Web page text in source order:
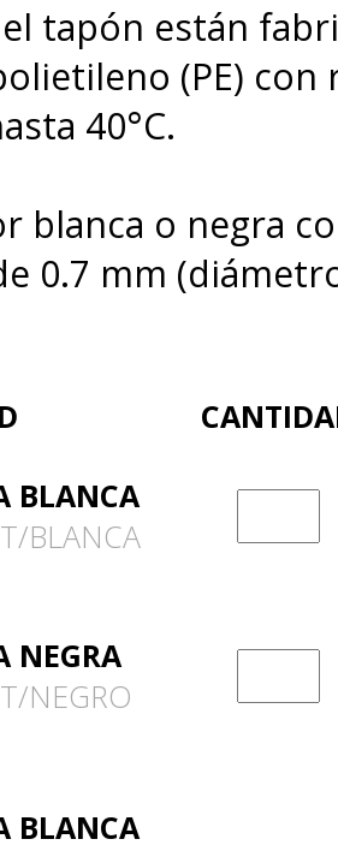
tapón están
(PE) con
40°C.
blanca o negra
0.7 mm
BLANCA
BLANCA
NEGRA
NEGRO
BLANCA